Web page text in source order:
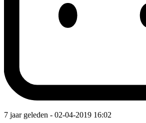
7 jaar geleden - 02-04-2019 16:02